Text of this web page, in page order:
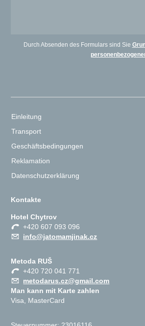
Durch Absenden des Formulars sind Sie
Einleitung
Transport
Geschäftsbedingungen
Reklamation
Datenschutzerklärung
Kontakte
Hotel Chytrov
+420 607 093 096
info@jatomamjinak.cz
Metoda RUŠ
+420 720 041 771
metodarus.cz@gmail.com
Man kann mit Karte zahlen
Visa, MasterCard